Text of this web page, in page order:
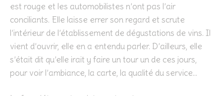
est rouge et les automobilistes n’ont pas l’air
conciliants. Elle laisse errer son regard et scrute
l’intérieur de l’établissement de dégustations de vins. Il
vient d’ouvrir, elle en a entendu parler. D’ailleurs, elle
s’était dit qu’elle irait y faire un tour un de ces jours,
pour voir l’ambiance, la carte, la qualité du service…